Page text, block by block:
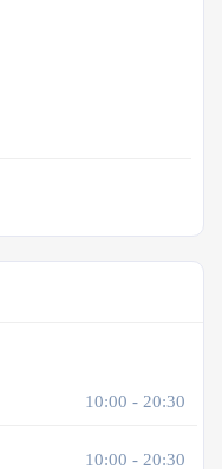
10:00 - 20:30
10:00 - 20:30